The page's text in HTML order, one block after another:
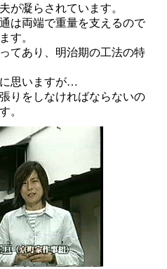
凝らされています。
は両端で重量を支えるので
す。
てあり、明治期の工法の特
思いますが…
をしなければならないの
。